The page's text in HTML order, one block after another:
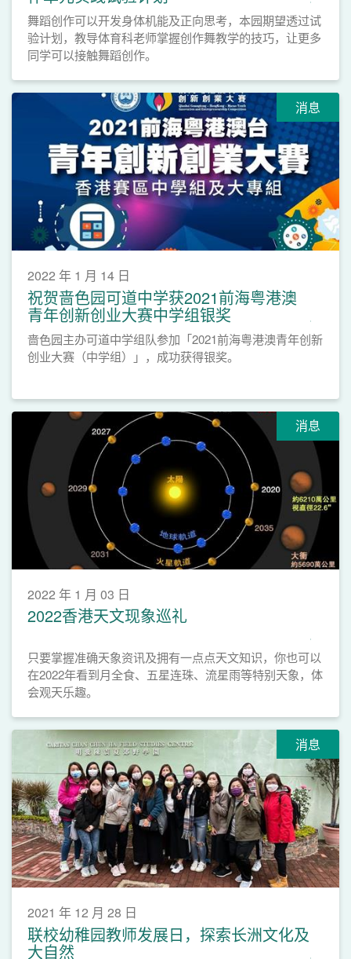
舞蹈创作可以开发身体机能及正向思考，本园期望透过试
验计划，教导体育科老师掌握创作舞教学的技巧，让更多
同学可以接触舞蹈创作。
消息
2022 年 1 月 14 日
祝贺啬色园可道中学获2021前海粤港澳
青年创新创业大赛中学组银奖
啬色园主办可道中学组队参加「2021前海粤港澳青年创新
创业大赛（中学组）」，成功获得银奖。
消息
2022 年 1 月 03 日
2022香港天文现象巡礼
只要掌握准确天象资讯及拥有一点点天文知识，你也可以
在2022年看到月全食、五星连珠、流星雨等特别天象，体
会观天乐趣。
消息
2021 年 12 月 28 日
联校幼稚园教师发展日，探索长洲文化及
大自然